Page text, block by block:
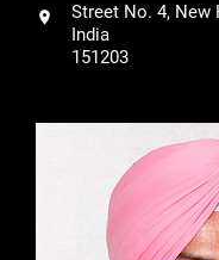
Street No. 4, New
India
151203